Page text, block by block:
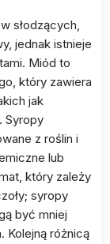
słodzących,
jednak istnieje
Miód to
który zawiera
jak
Syropy
z roślin i
lub
który zależy
syropy
być mniej
Kolejną różnicą